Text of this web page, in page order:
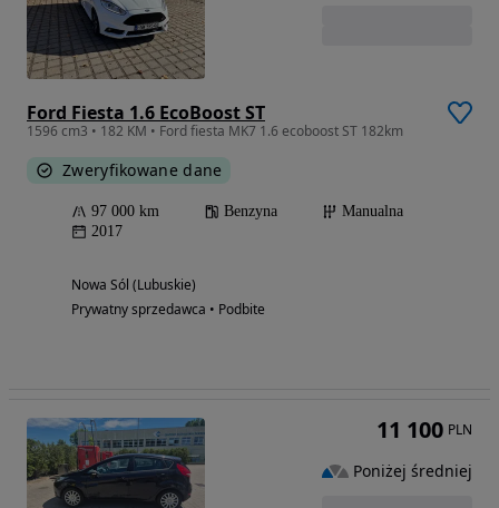
Ford Fiesta 1.6 EcoBoost ST
1596 cm3 • 182 KM • Ford fiesta MK7 1.6 ecoboost ST 182km
Zweryfikowane dane
97 000 km Benzyna
Manualna
2017
Nowa Sól (Lubuskie)
Prywatny sprzedawca • Podbite
11 100 PLN
Poniżej średniej